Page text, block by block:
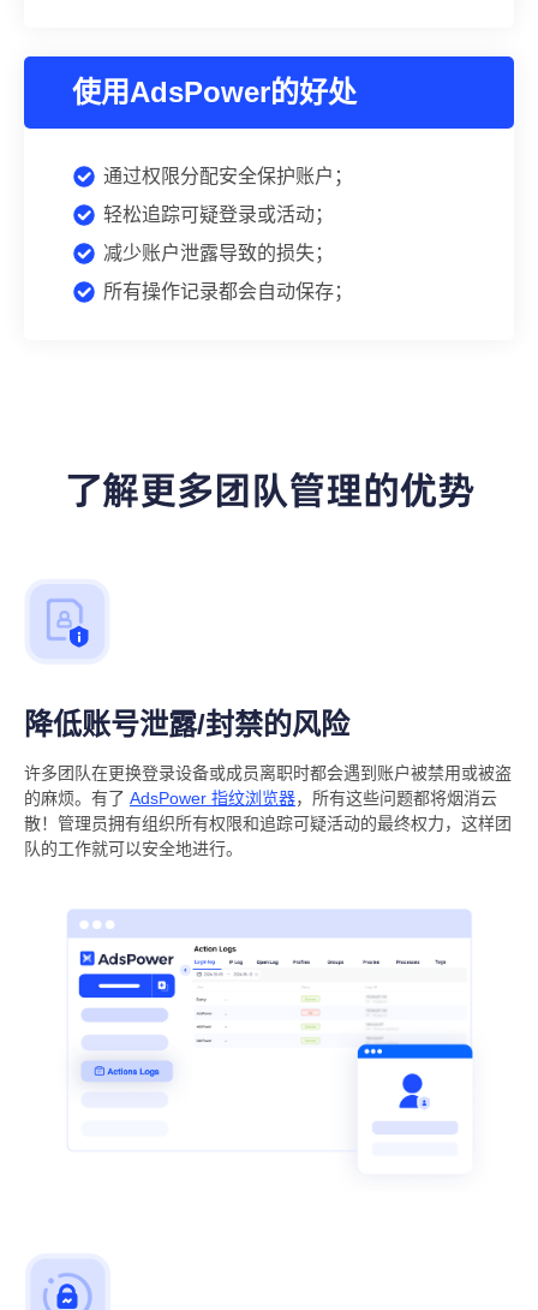
使用AdsPower的好处
通过权限分配安全保护账户；
轻松追踪可疑登录或活动；
减少账户泄露导致的损失；
所有操作记录都会自动保存；
了解更多团队管理的优势
降低账号泄露/封禁的风险
许多团队在更换登录设备或成员离职时都会遇到账户被禁用或被盗
的麻烦。有了 AdsPower 指纹浏览器，所有这些问题都将烟消云
散！管理员拥有组织所有权限和追踪可疑活动的最终权力，这样团
队的工作就可以安全地进行。